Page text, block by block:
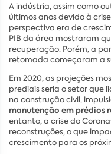
A indústria, assim como
últimos anos devido à
perspectiva era de
PIB da área mostraram
recuperação. Porém, a
retomada começaram a
Em 2020, as projeções
prediais seria o setor que
na construção civil,
manutenção em prédios
entanto, a crise do
reconstruções, o que
crescimento para os